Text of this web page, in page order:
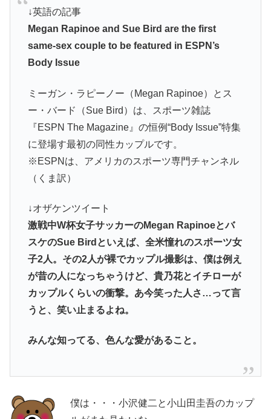
↓英語の記事
Megan Rapinoe and Sue Bird are the first
same-sex couple to be featured in ESPN’s
Body Issue
ミーガン・ラピーノー（Megan Rapinoe）とス
ー・バード（Sue Bird）は、スポーツ雑誌
『ESPN The Magazine』の恒例“Body Issue”特集
に登場す最初の同性カップルです。
※ESPNは、アメリカのスポーツ専門チャンネル
（くま訳）
↓オザケンツイート
激戦中W杯女子サッカーのMegan Rapinoeとバ
スケのSue Birdといえば、全米憧れのスポーツ女
子2人。その2人が裸でカップル撮影は、僕は例え
が昔の人になっちゃうけど、貴乃花とイチローが
カップルくらいの衝撃。あ今笑った人さ…って言
うと、笑い止まるよね。
みんな知ってる、色んな愛があること。
僕は・・・小沢健二と小山田圭吾のカップ